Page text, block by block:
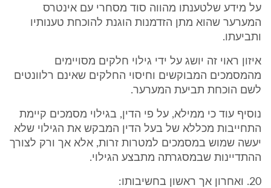
על מידע שלטענתו מהווה סוד מסחרי עם אינטרס
המערער שהוא מתן הזדמנות הוגנת להוכחת טענותיו
ותביעתו.
איזון ראוי זה יושג על ידי גילוי חלקים מסויימים
מהמסמכים המבוקשים וחיסוי החלקים שאינם רלוונטים
לשם הוכחת תביעת המערער.
נוסיף עוד כי ממילא, על פי הדין, בגילוי מסמכים קיימת
התחייבות מכללא של בעל הדין המבקש את הגילוי שלא
יעשה שמוש במסמכים למטרות זרות, אלא אך ורק לצורך
ההתדיינות שבמסגרתה מתבצע הגילוי.
20. ואחרון אך ראשון בחשיבותו: